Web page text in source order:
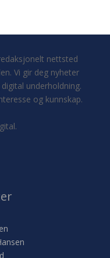
nettsted
Vi gir deg nyheter
underholdning.
og kunnskap.